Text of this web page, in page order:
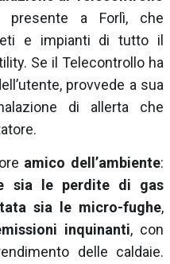
presente a Forlì, che
e impianti di tutto il
Se il Telecontrollo ha
provvede a sua
di allerta che
amico dell’ambiente:
sia le perdite di gas
sia le micro-fughe,
inquinanti, con
delle caldaie.